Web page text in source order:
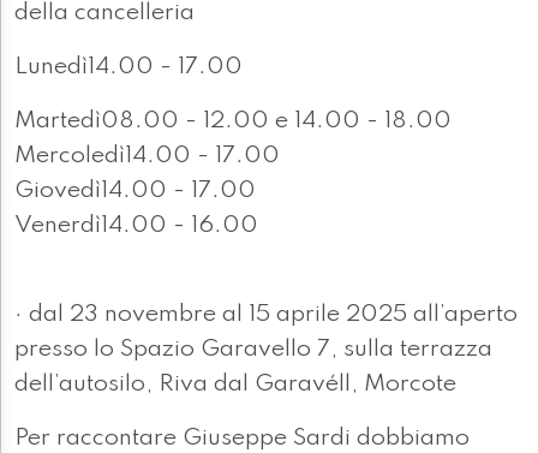
della cancelleria
Lunedì14.00 - 17.00
Martedì08.00 - 12.00 e 14.00 - 18.00
Mercoledì14.00 - 17.00
Giovedì14.00 - 17.00
Venerdì14.00 - 16.00
· dal 23 novembre al 15 aprile 2025 all’aperto
presso lo Spazio Garavello 7, sulla terrazza
dell’autosilo, Riva dal Garavéll, Morcote
Per raccontare Giuseppe Sardi dobbiamo